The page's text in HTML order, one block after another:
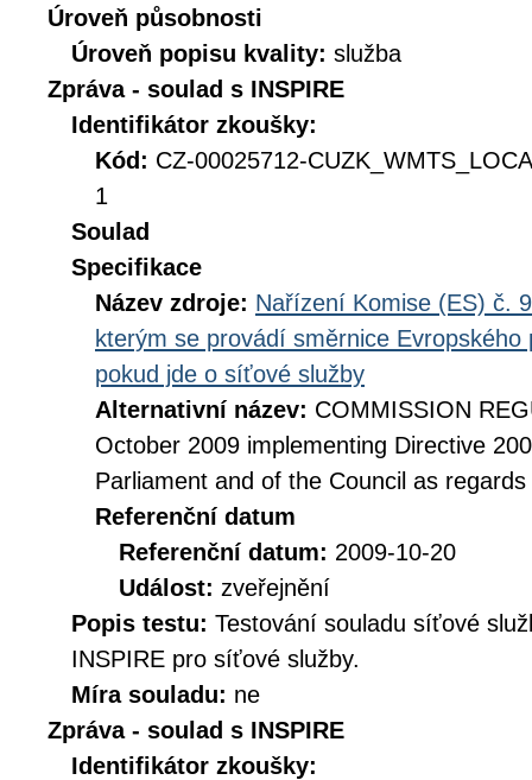
Úroveň působnosti
Úroveň popisu kvality: služba
Zpráva - soulad s INSPIRE
Identifikátor zkoušky:
Kód: CZ-00025712-
1
Soulad
Specifikace
Název zdroje: Nařízení Komise (ES) č.
kterým se provádí směrnice
pokud jde o síťové služby
Alternativní název: COMMISSION
October 2009 implementing Directive
Parliament and of the Council as
Referenční datum
Referenční datum: 2009-10-20
Událost: zveřejnění
Popis testu: Testování souladu síťové
INSPIRE pro síťové služby.
Míra souladu: ne
Zpráva - soulad s INSPIRE
Identifikátor zkoušky: